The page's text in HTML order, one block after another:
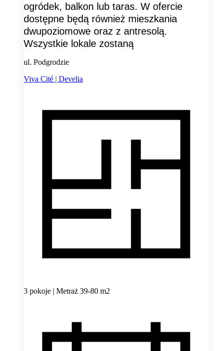
ogródek, balkon lub taras. W ofercie
dostępne będą również mieszkania
dwupoziomowe oraz z antresolą.
Wszystkie lokale zostaną
ul. Podgrodzie
Viva Cité | Develia
3 pokoje | Metraż 39-80 m2